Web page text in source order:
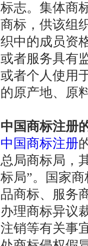
标志。集体商
商标，供该组
织中的成员资
或者服务具有
或者个人使用
的原产地、原
中国商标注册
中国商标注册
总局商标局，
标局”。国家
品商标、服务
办理商标异议
注销等有关事